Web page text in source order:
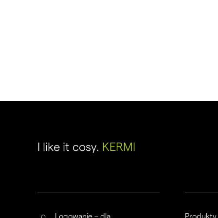
I like it cosy. KERMI
Logowanie – dla Produkty